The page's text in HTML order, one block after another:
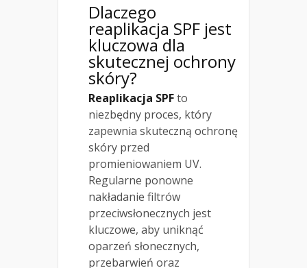
Dlaczego
reaplikacja SPF jest
kluczowa dla
skutecznej ochrony
skóry?
Reaplikacja SPFto
niezbędny proces, który
zapewnia skuteczną ochronę
skóry przed
promieniowaniem UV.
Regularne ponowne
nakładanie filtrów
przeciwsłonecznych jest
kluczowe, aby uniknąć
oparzeń słonecznych,
przebarwień oraz